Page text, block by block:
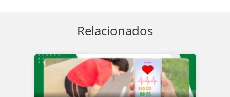
Relacionados